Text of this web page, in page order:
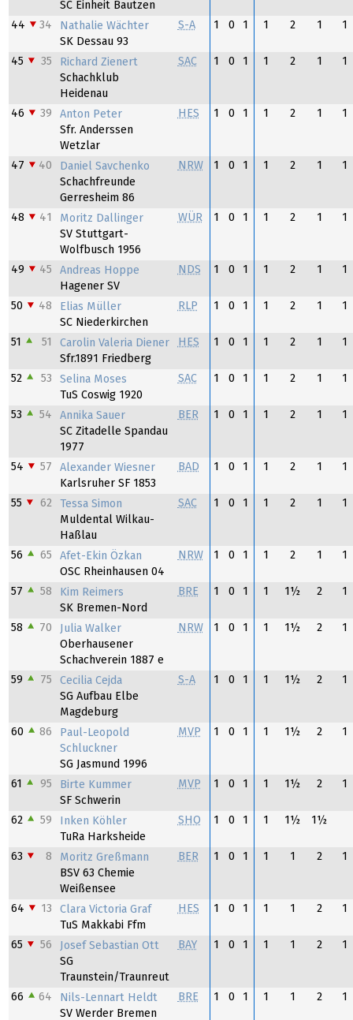
SC Einheit Bautzen
44
34
Nathalie Wächter
SK Dessau 93
S-A 1 0 1 1 2 1 1
45 35
Richard Zienert
Schachklub
Heidenau
SAC 1 0 1 1 2 1 1
46 39
Anton Peter
Sfr. Anderssen
Wetzlar
HES 1 0 1 1 2 1 1
47 40
Daniel Savchenko
Schachfreunde
Gerresheim 86
NRW 1 0 1 1 2 1 1
48 41
Moritz Dallinger
SV Stuttgart-
Wolfbusch 1956
WÜR 1 0 1 1 2 1 1
49 45
Andreas Hoppe
Hagener SV
NDS 1 0 1 1 2 1 1
50 48
Elias Müller
SC Niederkirchen
RLP 1 0 1 1 2 1 1
51 51
Carolin Valeria Diener
Sfr.1891 Friedberg
HES 1 0 1 1 2 1 1
52 53
Selina Moses
TuS Coswig 1920
SAC 1 0 1 1 2 1 1
53 54
Annika Sauer
SC Zitadelle Spandau
1977
BER 1 0 1 1 2 1 1
54 57
Alexander Wiesner
Karlsruher SF 1853
BAD 1 0 1 1 2 1 1
55 62
Tessa Simon
Muldental Wilkau-
Haßlau
SAC 1 0 1 1 2 1 1
56 65
Afet-Ekin Özkan
OSC Rheinhausen 04
NRW 1 0 1 1 2 1 1
57 58
Kim Reimers
SK Bremen-Nord
BRE 1 0 1 1 1½ 2 1
58 70
Julia Walker
Oberhausener
Schachverein 1887 e
NRW 1 0 1 1 1½ 2 1
59 75
Cecilia Cejda
SG Aufbau Elbe
Magdeburg
S-A 1 0 1 1 1½ 2 1
60 86
Paul-Leopold
Schluckner
SG Jasmund 1996
MVP 1 0 1 1 1½ 2 1
61 95
Birte Kummer
SF Schwerin
MVP 1 0 1 1 1½ 2 1
62 59
Inken Köhler
TuRa Harksheide
SHO 1 0 1 1 1½ 1½
63 8
Moritz Greßmann
BSV 63 Chemie
Weißensee
BER 1 0 1 1 1 2 1
64 13
Clara Victoria Graf
TuS Makkabi Ffm
HES 1 0 1 1 1 2 1
65 56
Josef Sebastian Ott
SG
Traunstein/Traunreut
BAY 1 0 1 1 1 2 1
66 64
Nils-Lennart Heldt
SV Werder Bremen
BRE 1 0 1 1 1 2 1